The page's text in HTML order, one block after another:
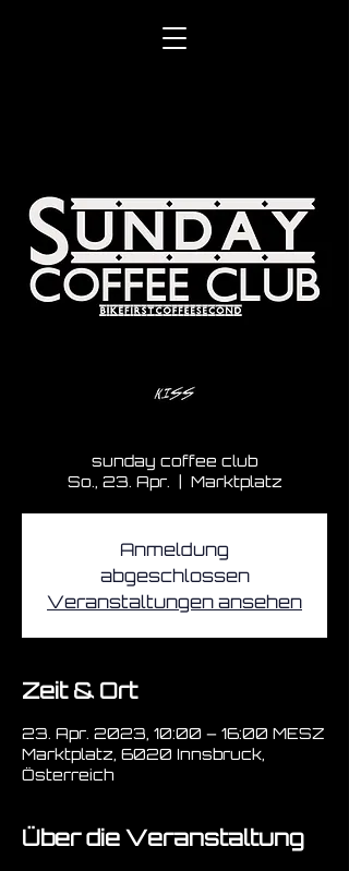
sunday coffee club
So., 23. Apr.
  |
Marktplatz
Anmeldung
abgeschlossen
Veranstaltungen ansehen
Zeit & Ort
23. Apr. 2023, 10:00 – 16:00 MESZ
Marktplatz, 6020 Innsbruck,
Österreich
Über die Veranstaltung